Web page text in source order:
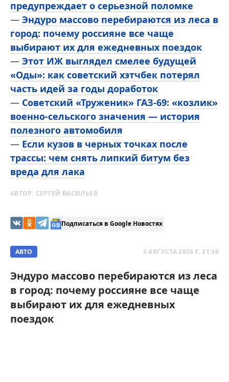
предупреждает о серьезной поломке
— Эндуро массово перебираются из леса в
город: почему россияне все чаще
выбирают их для ежедневных поездок
— Этот ИЖ выглядел смелее будущей
«Оды»: как советский хэтчбек потерял
часть идей за годы доработок
— Советский «Труженик» ГАЗ-69: «козлик»
военно-сельского значения — история
полезного автомобиля
— Если кузов в черных точках после
трассы: чем снять липкий битум без
вреда для лака
АВТОР: СЕРГЕЙ ВАСИЛЬЕВ
Подписаться в Google Новостях
АВТО 5 АВГУСТА 2026 Г. 21:36
Эндуро массово перебираются из леса
в город: почему россияне все чаще
выбирают их для ежедневных
поездок